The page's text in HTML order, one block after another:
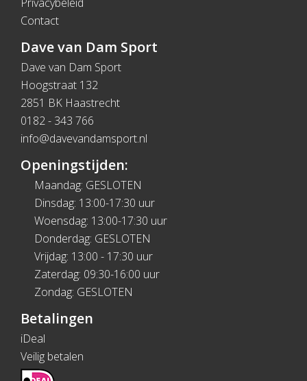
Contact
Dave van Dam Sport
Dave van Dam Sport
Hoogstraat 132
2851 BK Haastrecht
0182 - 343 766
info@davevandamsport.nl
Openingstijden:
Maandag: GESLOTEN
Dinsdag: 13:00-17:30 uur
Woensdag: 13:00-17:30 uur
Donderdag: GESLOTEN
Vrijdag: 13:00 - 17:30 uur
Zaterdag: 09:30-16:00 uur
Zondag: GESLOTEN
Betalingen
iDeal
Veilig betalen